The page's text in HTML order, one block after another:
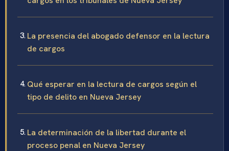
La presencia del abogado defensor en la lectura
de cargos
Qué esperar en la lectura de cargos según el
tipo de delito en Nueva Jersey
La determinación de la libertad durante el
proceso penal en Nueva Jersey